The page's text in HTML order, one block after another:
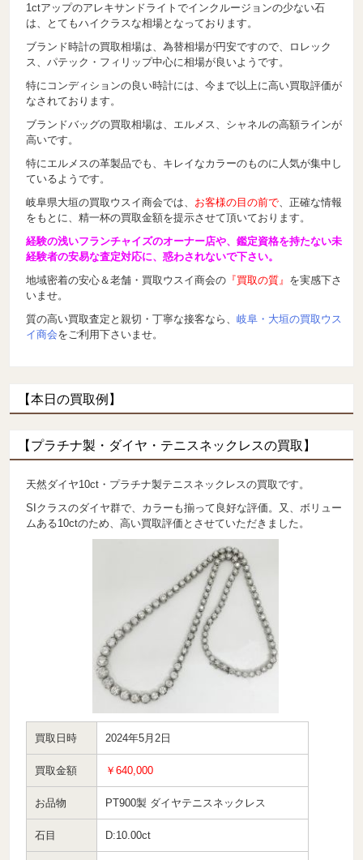
1ctアップのアレキサンドライトでインクルージョンの少ない石
は、とてもハイクラスな相場となっております。
ブランド時計の買取相場は、為替相場が円安ですので、ロレック
ス、パテック・フィリップ中心に相場が良いようです。
特にコンディションの良い時計には、今まで以上に高い買取評価が
なされております。
ブランドバッグの買取相場は、エルメス、シャネルの高額ラインが
高いです。
特にエルメスの革製品でも、キレイなカラーのものに人気が集中し
ているようです。
岐阜県大垣の買取ウスイ商会では、 お客様の目の前で、正確な情報
をもとに、精一杯の買取金額を提示させて頂いております。
経験の浅いフランチャイズのオーナー店や、鑑定資格を持たない未
経験者の安易な査定対応に、惑わされないで下さい。
地域密着の安心＆老舗・買取ウスイ商会の 『買取の質』 を実感下さ
いませ。
質の高い買取査定と親切・丁寧な接客なら、岐阜・大垣の買取ウス
イ商会をご利用下さいませ。
【本日の買取例】
【プラチナ製・ダイヤ・テニスネックレスの買取】
天然ダイヤ10ct・プラチナ製テニスネックレスの買取です。
SIクラスのダイヤ群で、カラーも揃って良好な評価。又、ボリュー
ムある10ctのため、高い買取評価とさせていただきました。
買取日時 2024年5月2日
買取金額 ￥640,000
お品物 PT900製 ダイヤテニスネックレス
石目 D:10.00ct